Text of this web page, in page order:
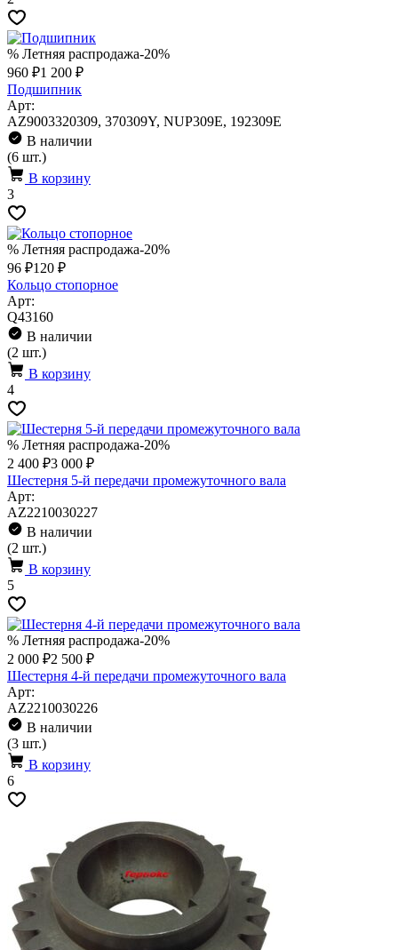
% Летняя распродажа-20%
960 ₽1 200 ₽
Подшипник
Арт:
AZ9003320309, 370309Y, NUP309E, 192309E
В наличии
(6 шт.)
В корзину
3
% Летняя распродажа-20%
96 ₽120 ₽
Кольцо стопорное
Арт:
Q43160
В наличии
(2 шт.)
В корзину
4
% Летняя распродажа-20%
2 400 ₽3 000 ₽
Шестерня 5-й передачи промежуточного вала
Арт:
AZ2210030227
В наличии
(2 шт.)
В корзину
5
% Летняя распродажа-20%
2 000 ₽2 500 ₽
Шестерня 4-й передачи промежуточного вала
Арт:
AZ2210030226
В наличии
(3 шт.)
В корзину
6